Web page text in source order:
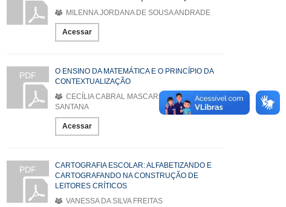
MILENNA JORDANA DE SOUSA ANDRADE
Acessar
PDF
O ENSINO DA MATEMÁTICA E O PRINCÍPIO DA
CONTEXTUALIZAÇÃO
CECÍLIA CABRAL MASCARENHAS DE
SANTANA
Acessar
PDF
CARTOGRAFIA ESCOLAR: ALFABETIZANDO E
CARTOGRAFANDO NA CONSTRUÇÃO DE
LEITORES CRÍTICOS
VANESSA DA SILVA FREITAS